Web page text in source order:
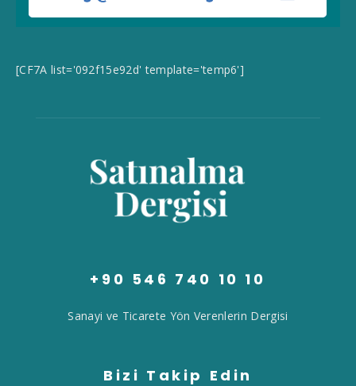
[CF7A list='092f15e92d' template='temp6']
+90 546 740 10 10
Sanayi ve Ticarete Yön Verenlerin Dergisi
Bizi Takip Edin